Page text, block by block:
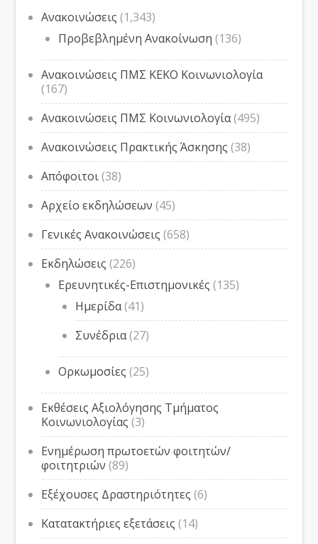
Ανακοινώσεις (1,343)
Προβεβλημένη Ανακοίνωση (136)
Ανακοινώσεις ΠΜΣ ΚΕΚΟ Κοινωνιολογία
(167)
Ανακοινώσεις ΠΜΣ Κοινωνιολογία(495)
Ανακοινώσεις Πρακτικής Άσκησης (38)
Απόφοιτοι(38)
Αρχείο εκδηλώσεων (45)
Γενικές Ανακοινώσεις (658)
Εκδηλώσεις (226)
Ερευνητικές-Επιστημονικές (135)
Ημερίδα(41)
Συνέδρια(27)
Ορκωμοσίες (25)
Εκθέσεις Αξιολόγησης Τμήματος
Κοινωνιολογίας (3)
Ενημέρωση πρωτοετών φοιτητών/
φοιτητριών (89)
Εξέχουσες Δραστηριότητες (6)
Κατατακτήριες εξετάσεις (14)